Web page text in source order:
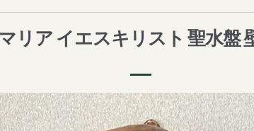
リア イエスキリスト 聖水盤